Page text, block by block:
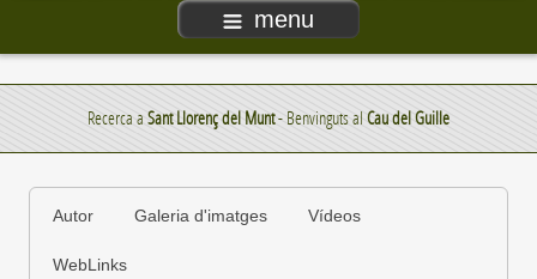
menu
Recerca a Sant Llorenç del Munt- Benvinguts al Cau del Guille
Autor Galeria d'imatges Vídeos
WebLinks